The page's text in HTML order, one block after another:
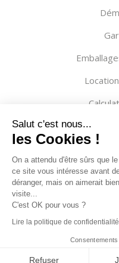
Salut c'est nous...
les Cookies !
On a attendu d'être sûrs que
ce site vous intéresse avant
déranger, mais on aimerait
visite...
C'est OK pour vous ?
Lire la politique de confidentialité
Refuser